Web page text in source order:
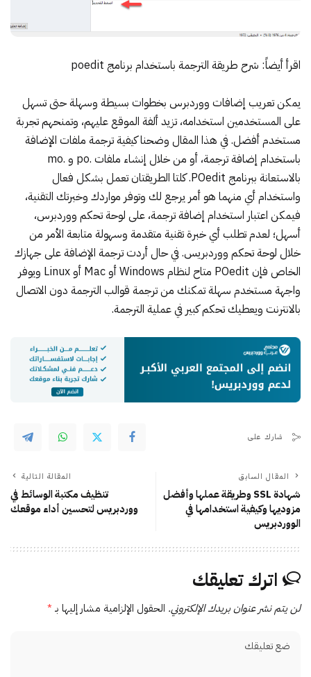
اقرأ أيضاً: شرح طريقة الترجمة باستخدام برنامج poedit
يمكن تعريب إضافات ووردبرس بخطوات بسيطة وسهلة حتى تسهل
على المستخدمين استخدامه، تزيد ألفة الموقع عليهم، وتمنحهم تجربة
مستخدم أفضل. في هذا المقال وضحنا كيفية ترجمة ملفات الإضافة
باستخدام إضافة ترجمة، أو من خلال إنشاء ملفات .po و .mo
بالاستعانة ببرنامج POedit. كلتا الطريقتان تعمل بشكل فعال
واستخدام أي منهما هو أمر يرجع لك وتوفر مواردك وخبرتك التقنية،
فيمكن اعتبار استخدام إضافة ترجمة، على لوحة تحكم ووردبرس،
أسهل؛ لعدم تطلب أي خبرة تقنية متقدمة وسهولة متابعة الأمر من
خلال لوحة تحكم ووردبريس. في حال أردت ترجمة الإضافة على جهازك
الخاص فإن POedit متاح لنظام Windows أو Mac أو Linux ويوفر
واجهة مستخدم سهلة تمكنك من ترجمة قوالب الترجمة دون الاتصال
بالانترنت ويعطيك تحكم كبير في عملية الترجمة.
شارك على
المقال السابق
شهادة SSL وطريقة عملها وأفضل
مزوديها وكيفية استخدامها في
الووردبريس
المقالة التالية
تنظيف مكتبة الوسائط في
ووردبريس لتحسين أداء موقعك
اترك تعليقك
لن يتم نشر عنوان بريدك الإلكتروني. الحقول الإلزامية مشار إليها بـ*